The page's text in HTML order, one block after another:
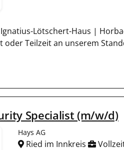
Lötschert-Haus |
Teilzeit an unserem
Specialist (m/w/d)
Hays AG
Ried im Innkreis